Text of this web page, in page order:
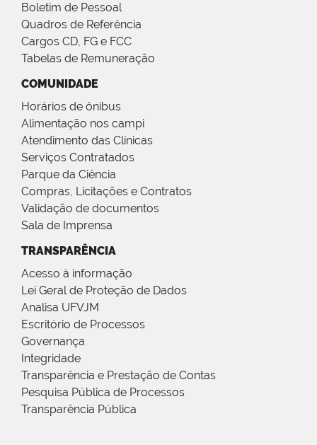
Boletim de Pessoal
Quadros de Referência
Cargos CD, FG e FCC
Tabelas de Remuneração
COMUNIDADE
Horários de ônibus
Alimentação nos campi
Atendimento das Clínicas
Serviços Contratados
Parque da Ciência
Compras, Licitações e Contratos
Validação de documentos
Sala de Imprensa
TRANSPARÊNCIA
Acesso à informação
Lei Geral de Proteção de Dados
Analisa UFVJM
Escritório de Processos
Governança
Integridade
Transparência e Prestação de Contas
Pesquisa Pública de Processos
Transparência Pública